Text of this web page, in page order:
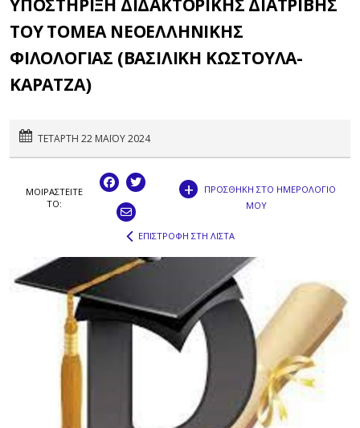
ΥΠΟΣΤΗΡΙΞΗ ΔΙΔΑΚΤΟΡΙΚΗΣ ΔΙΑΤΡΙΒΗΣ
ΤΟΥ ΤΟΜΕΑ ΝΕΟΕΛΛΗΝΙΚΗΣ
ΦΙΛΟΛΟΓΙΑΣ (ΒΑΣΙΛΙΚΗ ΚΩΣΤΟΥΛΑ-
ΚΑΡΑΤΖΑ)
ΤΕΤΑΡΤΗ 22 ΜΑΪΟΥ 2024
ΜΟΙΡΑΣΤEIΤΕ
ΤΟ:
+
ΠΡΟΣΘΗΚΗ ΣΤΟ ΗΜΕΡΟΛΟΓΙΟ
ΜΟΥ
ΕΠΙΣΤΡΟΦΗ ΣΤΗ ΛΙΣΤΑ